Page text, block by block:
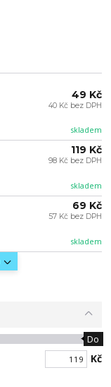
skladem
49 Kč
40 Kč bez DPH
skladem
119 Kč
98 Kč bez DPH
skladem
69 Kč
57 Kč bez DPH
Do
Kč